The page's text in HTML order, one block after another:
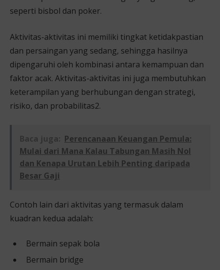
seperti bisbol dan poker.
Aktivitas-aktivitas ini memiliki tingkat ketidakpastian
dan persaingan yang sedang, sehingga hasilnya
dipengaruhi oleh kombinasi antara kemampuan dan
faktor acak. Aktivitas-aktivitas ini juga membutuhkan
keterampilan yang berhubungan dengan strategi,
risiko, dan probabilitas2.
Baca juga: Perencanaan Keuangan Pemula:
Mulai dari Mana Kalau Tabungan Masih Nol
dan Kenapa Urutan Lebih Penting daripada
Besar Gaji
Contoh lain dari aktivitas yang termasuk dalam
kuadran kedua adalah:
Bermain sepak bola
Bermain bridge